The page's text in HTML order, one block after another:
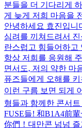
분들을 더 기다리게
게 늦게 저희 마음을
안녕하세요 효진입니
심려를 끼쳐드려서
란스럽고 힘들어하고
항상 저희를 응원해
면서도, 저의 약한 마
퓨즈들에게 오해를
이런 구름 보면 되게
형들과 함께한 콘서
FUSE들! 和B1A4前
你們！ 대만콘 넘넘